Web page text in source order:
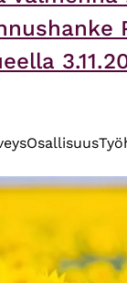
Osallisuus